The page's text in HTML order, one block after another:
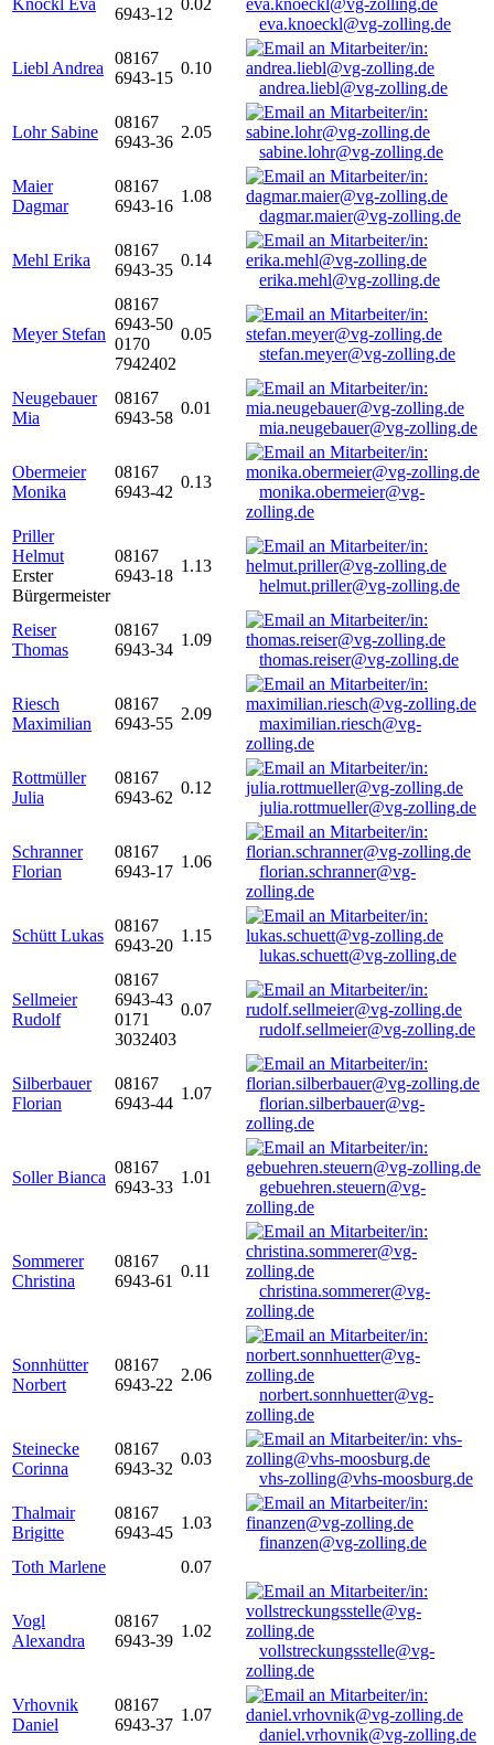
Knöckl Eva
6943-12
0.02
eva.knoeckl@vg-zolling.de
Liebl Andrea
08167
6943-15
0.10
andrea.liebl@vg-zolling.de
Lohr Sabine
08167
6943-36
2.05
sabine.lohr@vg-zolling.de
Maier
Dagmar
08167
6943-16
1.08
dagmar.maier@vg-zolling.de
Mehl Erika
08167
6943-35
0.14
erika.mehl@vg-zolling.de
Meyer Stefan
08167
6943-50
0170
7942402
0.05
stefan.meyer@vg-zolling.de
Neugebauer
Mia
08167
6943-58
0.01
mia.neugebauer@vg-zolling.de
Obermeier
Monika
08167
6943-42
0.13
monika.obermeier@vg-
zolling.de
Priller
Helmut
Erster
Bürgermeister
08167
6943-18
1.13
helmut.priller@vg-zolling.de
Reiser
Thomas
08167
6943-34
1.09
thomas.reiser@vg-zolling.de
Riesch
Maximilian
08167
6943-55
2.09
maximilian.riesch@vg-
zolling.de
Rottmüller
Julia
08167
6943-62
0.12
julia.rottmueller@vg-zolling.de
Schranner
Florian
08167
6943-17
1.06
florian.schranner@vg-
zolling.de
Schütt Lukas
08167
6943-20
1.15
lukas.schuett@vg-zolling.de
Sellmeier
Rudolf
08167
6943-43
0171
3032403
0.07
rudolf.sellmeier@vg-zolling.de
Silberbauer
Florian
08167
6943-44
1.07
florian.silberbauer@vg-
zolling.de
Soller Bianca
08167
6943-33
1.01
gebuehren.steuern@vg-
zolling.de
Sommerer
Christina
08167
6943-61
0.11
christina.sommerer@vg-
zolling.de
Sonnhütter
Norbert
08167
6943-22
2.06
norbert.sonnhuetter@vg-
zolling.de
Steinecke
Corinna
08167
6943-32
0.03
vhs-zolling@vhs-moosburg.de
Thalmair
Brigitte
08167
6943-45
1.03
finanzen@vg-zolling.de
Toth Marlene
0.07
Vogl
Alexandra
08167
6943-39
1.02
vollstreckungsstelle@vg-
zolling.de
Vrhovnik
Daniel
08167
6943-37
1.07
daniel.vrhovnik@vg-zolling.de